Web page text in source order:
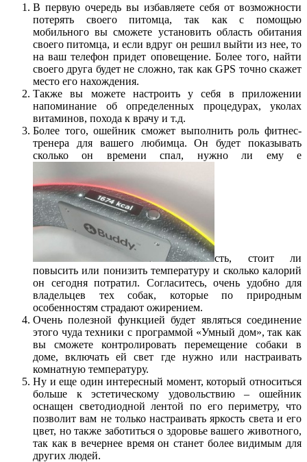
В первую очередь вы избавляете себя от возможности
потерять своего питомца, так как с помощью
мобильного вы сможете установить область обитания
своего питомца, и если вдруг он решил выйти из нее, то
на ваш телефон придет оповещение. Более того, найти
своего друга будет не сложно, так как GPS точно скажет
место его нахождения.
Также вы можете настроить у себя в приложении
напоминание об определенных процедурах, уколах
витаминов, похода к врачу и т.д.
Более того, ошейник сможет выполнить роль фитнес-
тренера для вашего любимца. Он будет показывать
сколько он времени спал, нужно ли ему е
сть, стоит ли
повысить или понизить температуру и сколько калорий
он сегодня потратил. Согласитесь, очень удобно для
владельцев тех собак, которые по природным
особенностям страдают ожирением.
Очень полезной функцией будет являться соединение
этого чуда техники с программой «Умный дом», так как
вы сможете контролировать перемещение собаки в
доме, включать ей свет где нужно или настраивать
комнатную температуру.
Ну и еще один интересный момент, который относиться
больше к эстетическому удовольствию – ошейник
оснащен светодиодной лентой по его периметру, что
позволит вам не только настраивать яркость света и его
цвет, но также заботиться о здоровье вашего животного,
так как в вечернее время он станет более видимым для
других людей.